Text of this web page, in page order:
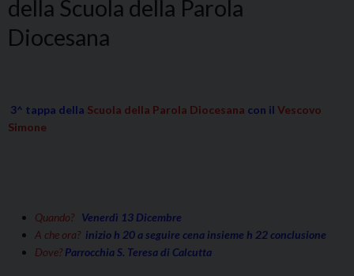
della Scuola della Parola
Diocesana
3^ tappa della Scuola della Parola Diocesana con il Vescovo
Simone
Quando? Venerdì 13 Dicembre
A che ora? inizio h 20 a seguire cena insieme h 22 conclusione
Dove? Parrocchia S. Teresa di Calcutta